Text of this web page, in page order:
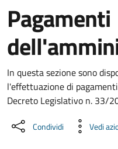
Pagamenti
Dettaglio Amministrazione
In questa sezione sono
l'effettuazione di
Decreto Legislativo n. 33/
Condividi Vedi